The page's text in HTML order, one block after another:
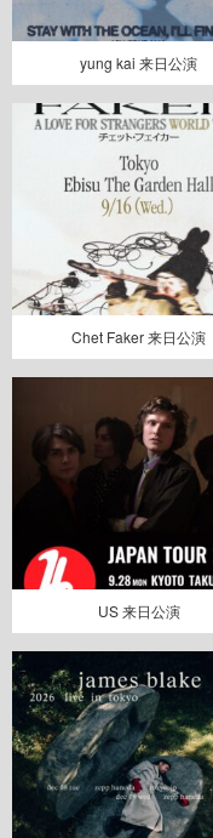
yung kai 来日公演
Chet Faker 来日公演
US 来日公演